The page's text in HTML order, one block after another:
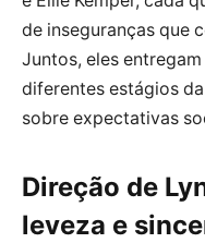
de inseguranças que
Juntos, eles
diferentes estágios
sobre expectativas
Direção de
leveza e